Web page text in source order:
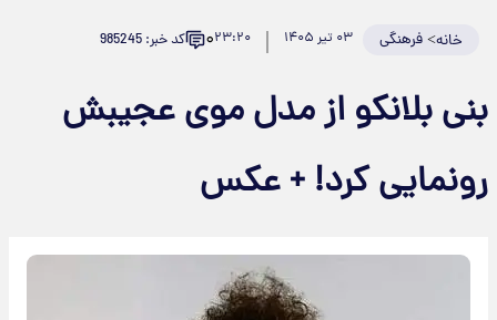
خانه>فرهنگی ۰۳ تیر ۱۴۰۵ ۲۳:۲۰۰ کد خبر: 985245
بنی بلانکو از مدل موی عجیبش
رونمایی کرد! + عکس